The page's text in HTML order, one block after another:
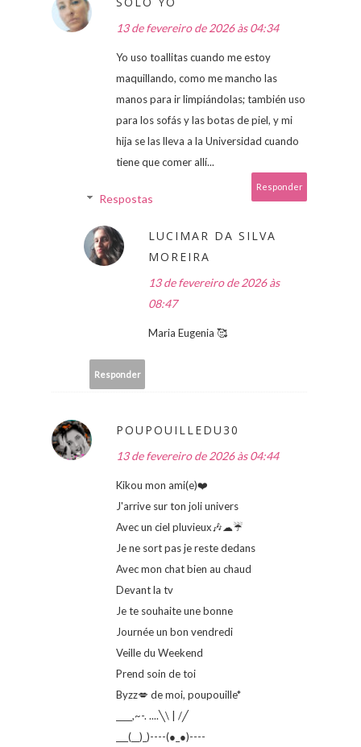
13 de fevereiro de 2026 às 04:34
Yo uso toallitas cuando me estoy
maquillando, como me mancho las
manos para ir limpiándolas; también uso
para los sofás y las botas de piel, y mi
hija se las lleva a la Universidad cuando
tiene que comer allí...
Responder
Respostas
LUCIMAR DA SILVA
MOREIRA
13 de fevereiro de 2026 às
08:47
Maria Eugenia 🥰
Responder
POUPOUILLEDU30
13 de fevereiro de 2026 às 04:44
Kikou mon ami(e)❤️
J'arrive sur ton joli univers
Avec un ciel pluvieux🎶☁☔
Je ne sort pas je reste dedans
Avec mon chat bien au chaud
Devant la tv
Je te souhaite une bonne
Journée un bon vendredi
Veille du Weekend
Prend soin de toi
Byzz💋 de moi, poupouille*
____,~-. ....╲\ | /╱
___(__)_)----(●_●)----